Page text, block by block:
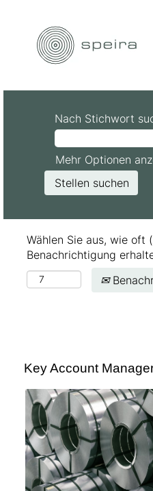
Nach Stichwort
Mehr Optionen
Wählen Sie aus, wie oft
Benachrichtigung
Key Account